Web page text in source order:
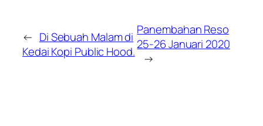
← Di Sebuah Malam di
Kedai Kopi Public Hood.
Panembahan Reso
25-26 Januari 2020
→